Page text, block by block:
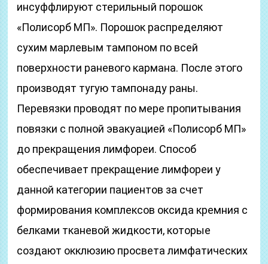
инсуффлируют стерильный порошок
«Полисорб МП». Порошок распределяют
сухим марлевым тампоном по всей
поверхности раневого кармана. После этого
производят тугую тампонаду раны.
Перевязки проводят по мере пропитывания
повязки с полной эвакуацией «Полисорб МП»
до прекращения лимфореи. Способ
обеспечивает прекращение лимфореи у
данной категории пациентов за счет
формирования комплексов оксида кремния с
белками тканевой жидкости, которые
создают окклюзию просвета лимфатических